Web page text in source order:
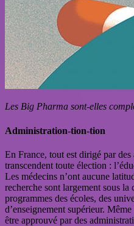
Les Big Pharma sont-elles
Administration-tion-tion
En France, tout est dirigé par
transcendent toute élection :
Les médecins n’ont aucune
recherche sont largement sous
programmes des écoles, des
d’enseignement supérieur.
être approuvé par des